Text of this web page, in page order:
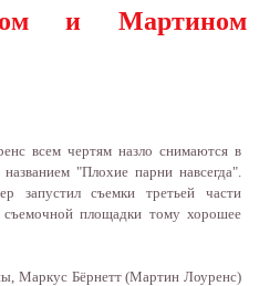
и Мартином
всем чертям назло снимаются в
"Плохие парни навсегда".
запустил съемки третьей части
площадки тому хорошее
Маркус Бёрнетт (Мартин Лоуренс)